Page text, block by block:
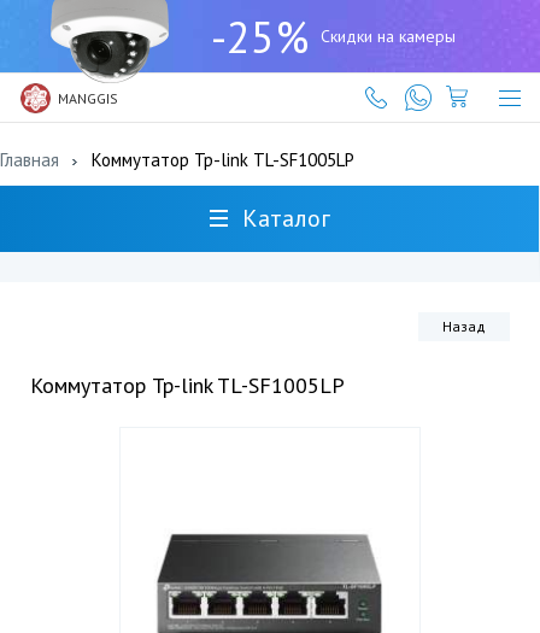
-25% Скидки на камеры
MANGGIS
(727)
317-
61-
61
Главная Коммутатор Tp-link TL-SF1005LP
Каталог
Назад
Коммутатор Tp-link TL-SF1005LP